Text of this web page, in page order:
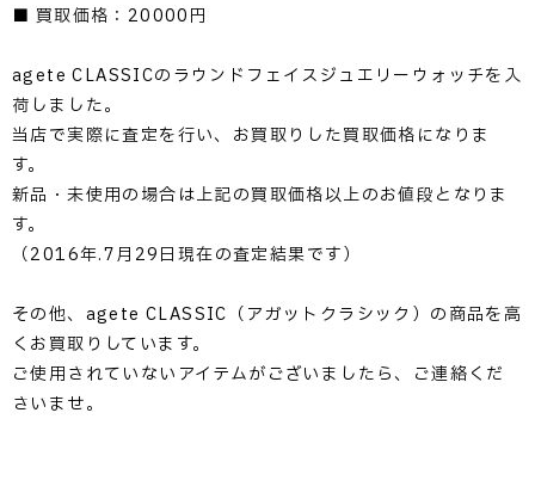
■ 買取価格：20000円
agete CLASSICのラウンドフェイスジュエリーウォッチを入
荷しました。
当店で実際に査定を行い、お買取りした買取価格になりま
す。
新品・未使用の場合は上記の買取価格以上のお値段となりま
す。
（2016年.7月29日現在の査定結果です）
その他、agete CLASSIC（アガットクラシック）の商品を高
くお買取りしています。
ご使用されていないアイテムがございましたら、ご連絡くだ
さいませ。